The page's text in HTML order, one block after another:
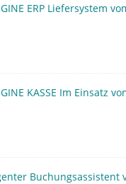
ERP Liefersystem
KASSE Im Einsatz
Buchungsassistent